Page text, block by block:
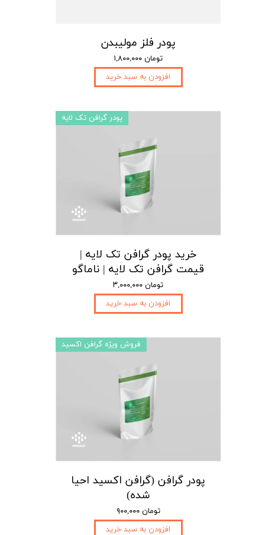
پودر فلز مولیبدن
۱,۸۰۰,۰۰۰ تومان
افزودن به سبد خرید
خرید پودر گرافن تک لایه |
قیمت گرافن تک لایه | ناماگو
۳,۰۰۰,۰۰۰ تومان
افزودن به سبد خرید
پودر گرافن تک لایه
پودر گرافن (گرافن اکسید احیا
شده)
۹۰۰,۰۰۰ تومان
افزودن به سبد خرید
فروش ویژه گرافن اکسید